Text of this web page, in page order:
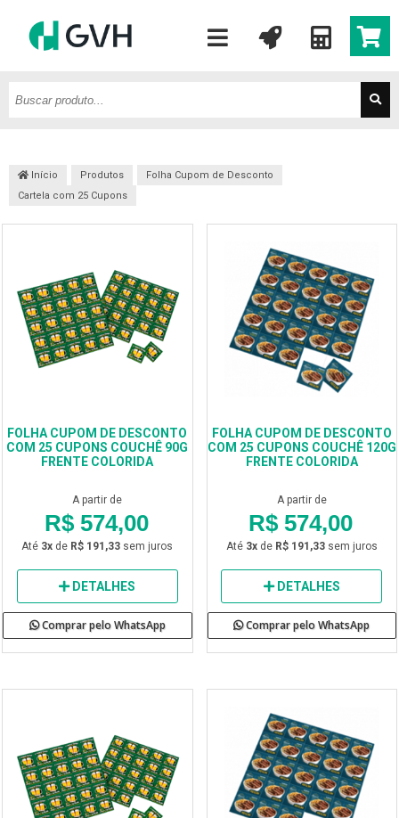
Início Produtos
Folha Cupom de Desconto
Cartela com 25 Cupons
FOLHA CUPOM DE DESCONTO
COM 25 CUPONS COUCHÊ 90G
FRENTE COLORIDA
A partir de
R$ 574,00
Até 3x de R$ 191,33 sem juros
DETALHES
Comprar pelo WhatsApp
FOLHA CUPOM DE DESCONTO
COM 25 CUPONS COUCHÊ 120G
FRENTE COLORIDA
A partir de
R$ 574,00
Até 3xde R$ 191,33sem juros
DETALHES
Comprar pelo WhatsApp